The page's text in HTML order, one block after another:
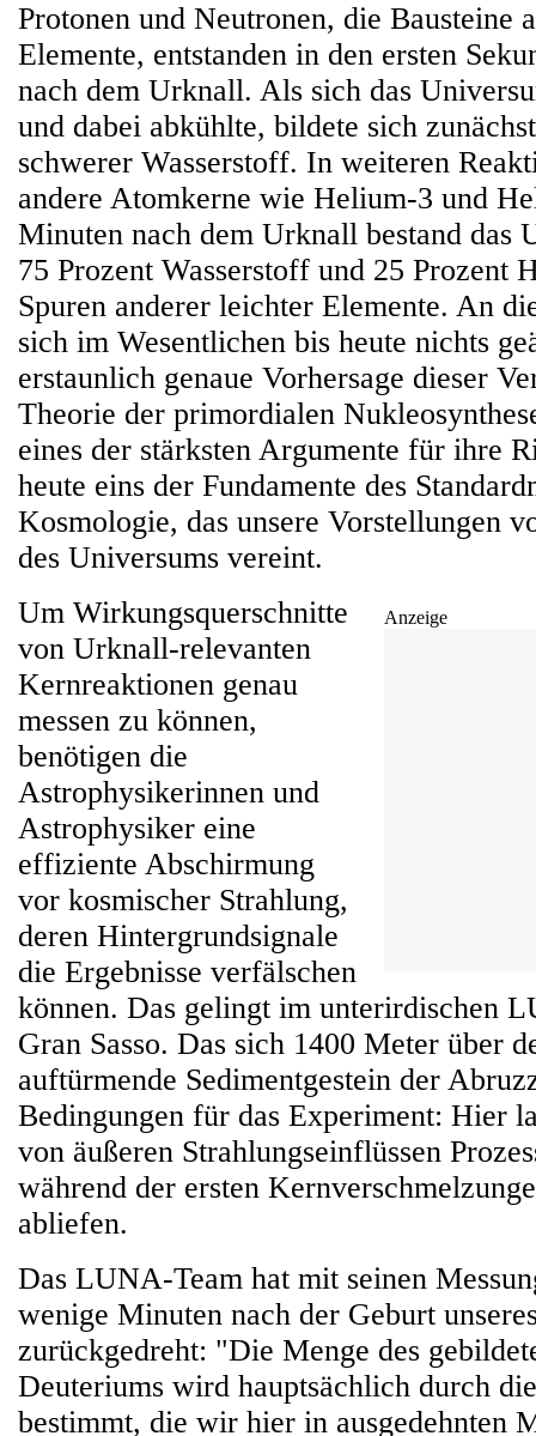
Protonen und Neutronen, die Bausteine
Elemente, entstanden in den ersten
nach dem Urknall. Als sich das
und dabei abkühlte, bildete sich
schwerer Wasserstoff. In weiteren
andere Atomkerne wie Helium-3 und
Minuten nach dem Urknall bestand das
75 Prozent Wasserstoff und 25 Prozent
Spuren anderer leichter Elemente. An
sich im Wesentlichen bis heute nichts
erstaunlich genaue Vorhersage dieser
Theorie der primordialen
eines der stärksten Argumente für ihre
heute eins der Fundamente des
Kosmologie, das unsere Vorstellungen
des Universums vereint.
Anzeige
Um Wirkungsquerschnitte
von Urknall-relevanten
Kernreaktionen genau
messen zu können,
benötigen die
Astrophysikerinnen und
Astrophysiker eine
effiziente Abschirmung
vor kosmischer Strahlung,
deren Hintergrundsignale
die Ergebnisse verfälschen
können. Das gelingt im unterirdischen
Gran Sasso. Das sich 1400 Meter über
auftürmende Sedimentgestein der
Bedingungen für das Experiment: Hier
von äußeren Strahlungseinflüssen
während der ersten
abliefen.
Das LUNA-Team hat mit seinen
wenige Minuten nach der Geburt
zurückgedreht: "Die Menge des
Deuteriums wird hauptsächlich durch
bestimmt, die wir hier in ausgedehnten